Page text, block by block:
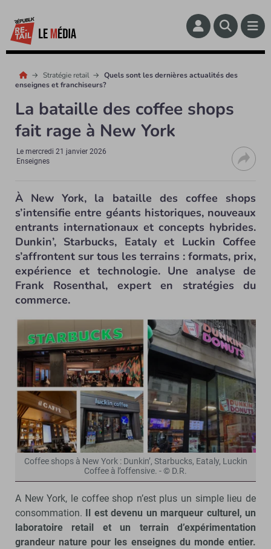
Stratégie retail
Quels sont les dernières actualités des
enseignes et franchiseurs?
La bataille des coffee shops
fait rage à New York
Lemercredi 21 janvier 2026
Enseignes
À New York, la bataille des coffee shops
s’intensifie entre géants historiques, nouveaux
entrants internationaux et concepts hybrides.
Dunkin’, Starbucks, Eataly et Luckin Coffee
s’affrontent sur tous les terrains : formats, prix,
expérience et technologie. Une analyse de
Frank Rosenthal, expert en stratégies du
commerce.
Coffee shops à New York : Dunkin’, Starbucks, Eataly, Luckin
Coffee à l’offensive. - © D.R.
A New York, le coffee shop n’est plus un simple lieu de
consommation. Il est devenu un marqueur culturel, un
laboratoire retail et un terrain d’expérimentation
grandeur nature pour les enseignes du monde entier.